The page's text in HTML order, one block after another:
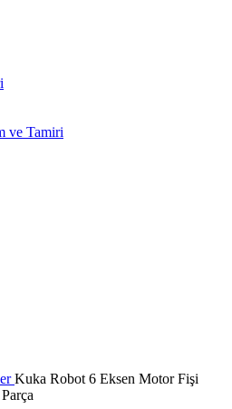
ve Tamiri
Kuka Robot 6 Eksen Motor Fişi